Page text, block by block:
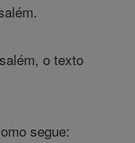
o texto
segue: